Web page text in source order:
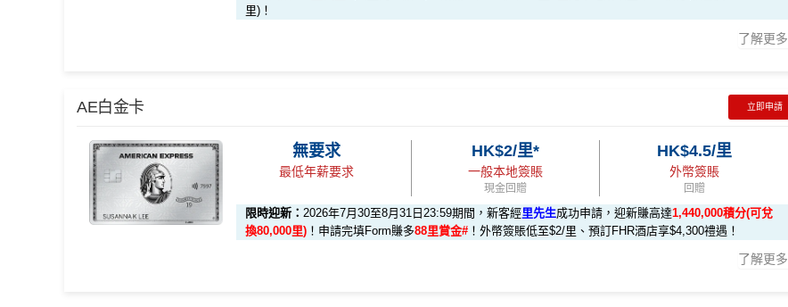
里)！
了解更多
🎁迎新禮遇
迎新項目 條件 (於首3個月內做)
🎯 第一階段：開卡必做 (登記特別優惠)
AE白金卡 立即申請
無要求
最低年薪要求
HK$2/里*
一般本地簽賬
現金回贈
HK$4.5/里
外幣簽賬
回贈
限時迎新： 2026年7月30至8月31日23:59期間，新客經里先生成功申請，迎新賺高達1,440,000積分(可兌
換80,000里) ！申請完填Form賺多88里賞金# ！外幣簽賬低至$2/里、預訂FHR酒店享$4,300禮遇！
了解更多